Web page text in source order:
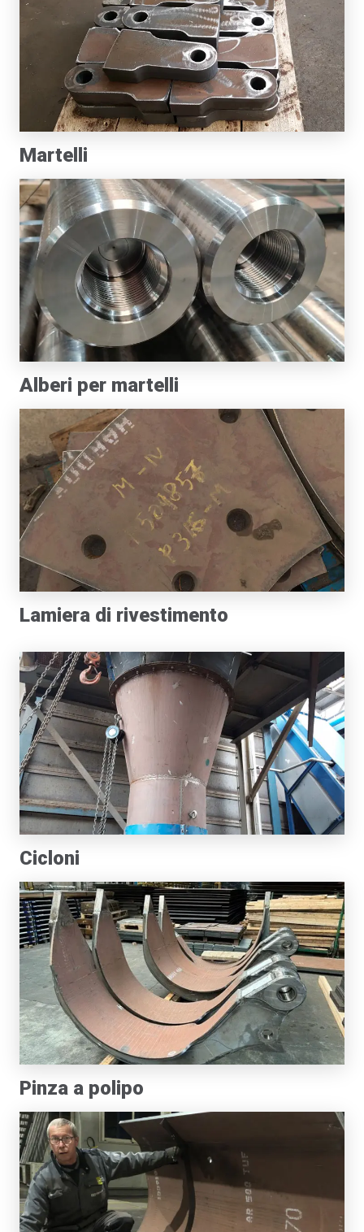
Martelli
Alberi per martelli
Lamiera di rivestimento
Cicloni
Pinza a polipo